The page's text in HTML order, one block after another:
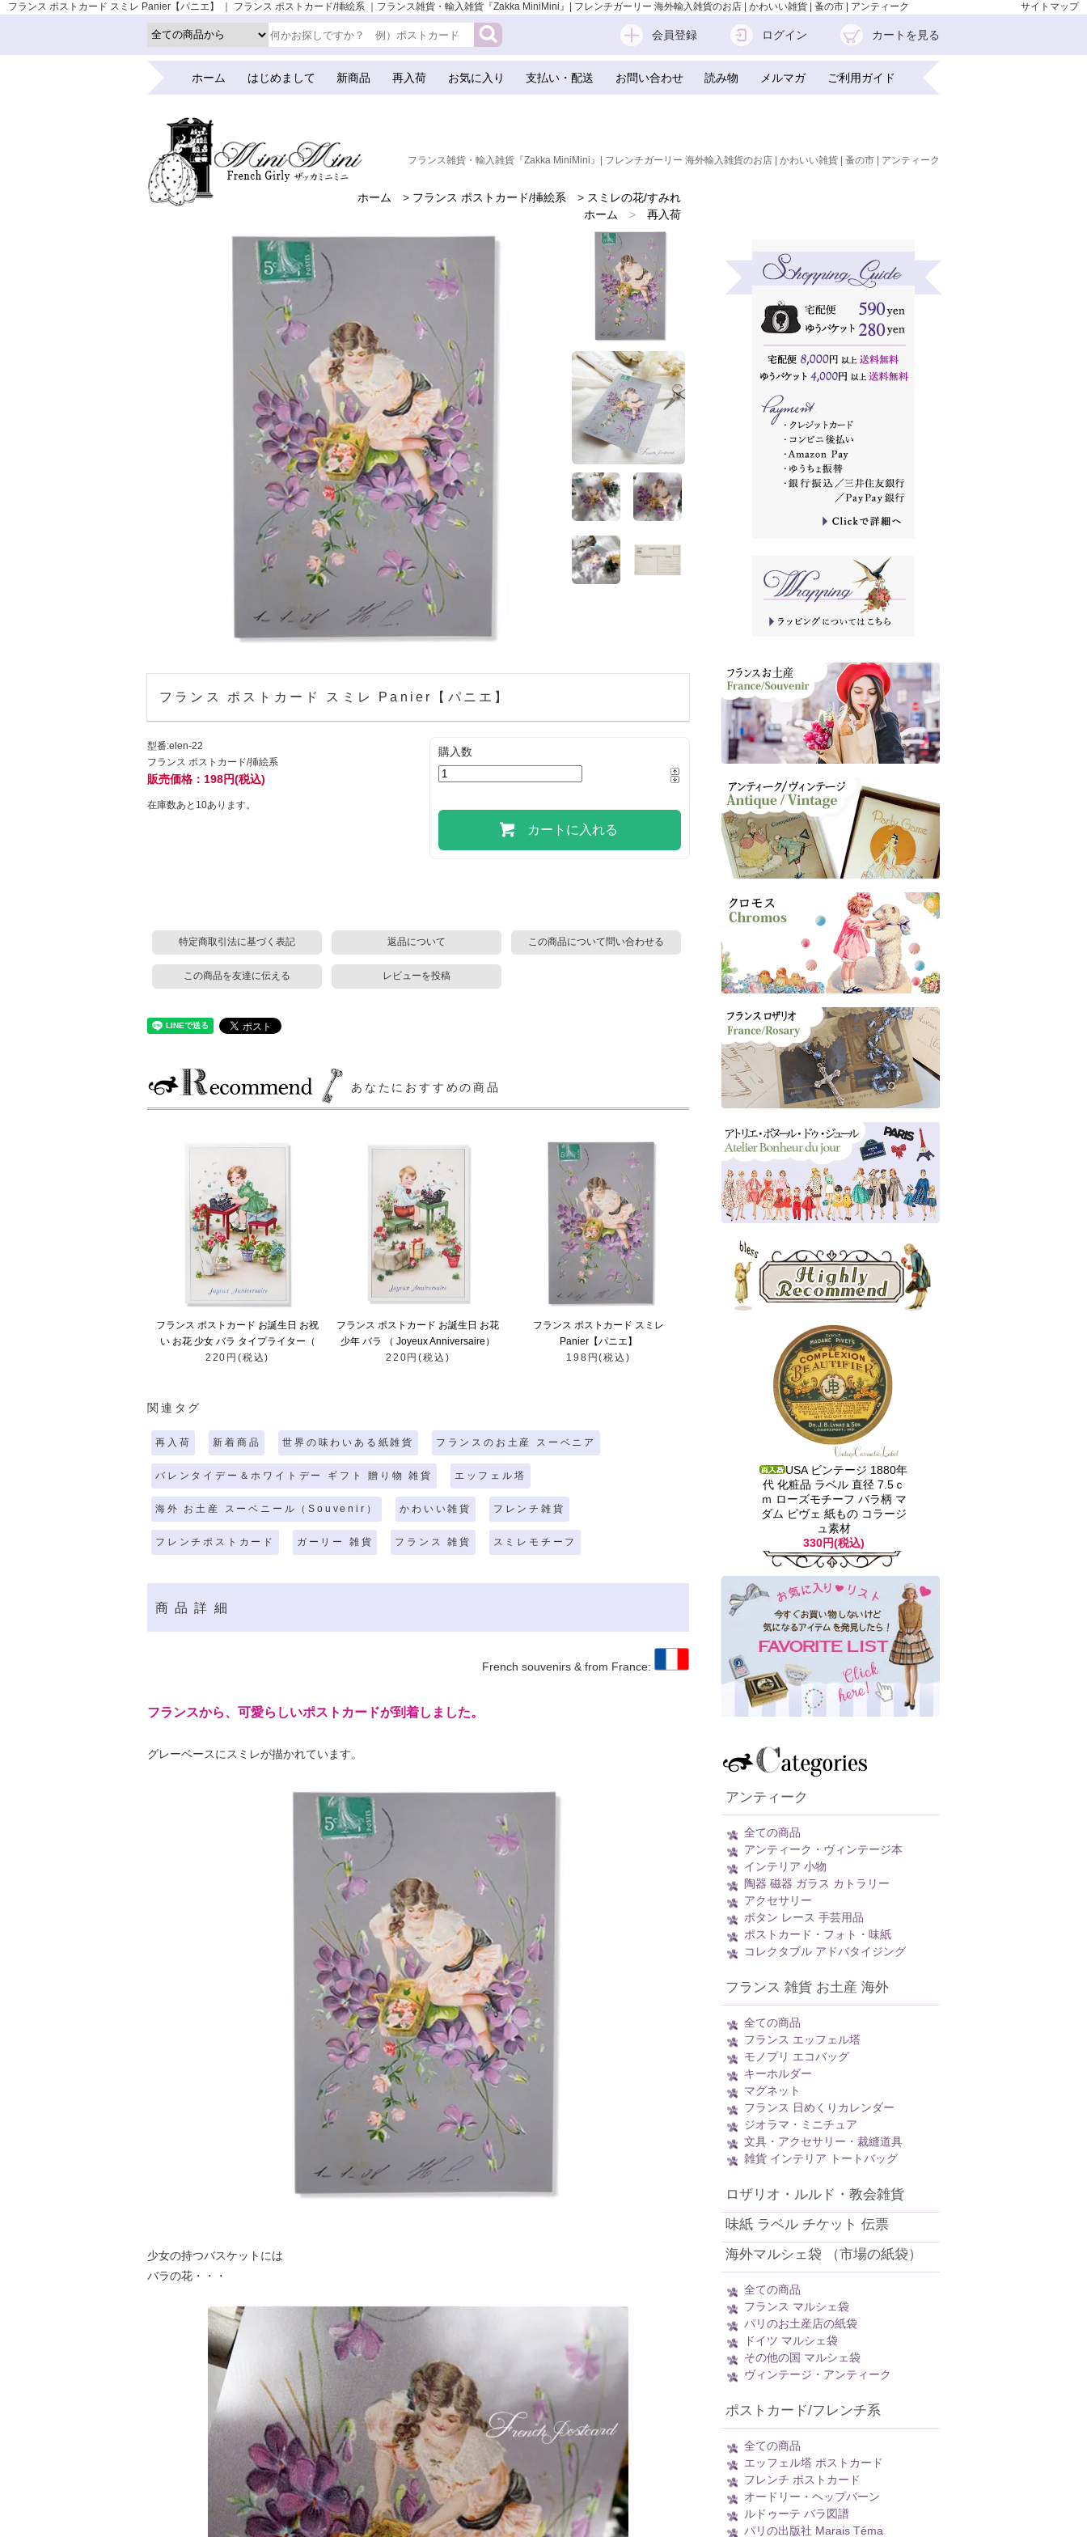
フランス ポストカード スミレ Panier【パニエ】 ｜ フランス ポストカード/挿絵系 ｜フランス雑貨・輸入雑貨『Zakka MiniMini』| フレンチガーリー 海外輸入雑貨のお店 | かわいい雑貨 | 蚤の市 | アンティーク サイトマップ
会員登録 ログイン カートを見る
ホーム はじめまして 新商品 再入荷 お気に入り 支払い・配送 お問い合わせ 読み物 メルマガ ご利用ガイド
フランス雑貨・輸入雑貨『Zakka MiniMini』| フレンチガーリー 海外輸入雑貨のお店 | かわいい雑貨 | 蚤の市 | アンティーク
ホーム > フランス ポストカード/挿絵系 > スミレの花/すみれ
ホーム
>
再入荷
ホーム
>
新着商品
世界の味わいある紙雑貨
フランスのお土産 スーベニア
バレンタイデー＆ホワイトデー ギフト 贈り物 雑貨
>
エッフェル塔
ホーム
>
海外 お土産 スーベニール（Souvenir）
>
かわいい雑貨
ホーム
フレンチ雑貨
フレンチポストカード
ホーム
>
ガーリー 雑貨
>
フランス 雑貨
> スミレモチーフ
フランス ポストカード スミレ Panier【パニエ】
型番:elen-22
フランス ポストカード/挿絵系
販売価格：198円(税込)
在庫数あと10あります。
購入数
カートに入れる
特定商取引法に基づく表記 返品について この商品について問い合わせる
この商品を友達に伝える レビューを投稿
あなたにおすすめの商品
フランス ポストカード お誕生日 お祝
い お花 少女 バラ タイプライター（
Joyeux Anniversaire）
220円(税込)
フランス ポストカード お誕生日 お花
少年 バラ （ Joyeux Anniversaire）
220円(税込)
フランス ポストカード スミレ
Panier【パニエ】
198円(税込)
関連タグ
再入荷 新着商品 世界の味わいある紙雑貨 フランスのお土産 スーベニア
バレンタイデー＆ホワイトデー ギフト 贈り物 雑貨 エッフェル塔
海外 お土産 スーベニール（Souvenir） かわいい雑貨 フレンチ雑貨
フレンチポストカード ガーリー 雑貨 フランス 雑貨 スミレモチーフ
商品詳細
French souvenirs & from France:
フランスから、可愛らしいポストカードが到着しました。
グレーベースにスミレが描かれています。
少女の持つバスケットには
バラの花・・・
USA ビンテージ 1880年
代 化粧品 ラベル 直径 7.5ｃ
ｍ ローズモチーフ バラ柄 マ
ダム ピヴェ 紙もの コラージ
ュ素材
330円(税込)
アンティーク
全ての商品
アンティーク・ヴィンテージ本
インテリア 小物
陶器 磁器 ガラス カトラリー
アクセサリー
ボタン レース 手芸用品
ポストカード・フォト・味紙
コレクタブル アドバタイジング
フランス 雑貨 お土産 海外
全ての商品
フランス エッフェル塔
モノプリ エコバッグ
キーホルダー
マグネット
フランス 日めくりカレンダー
ジオラマ・ミニチュア
文具・アクセサリー・裁縫道具
雑貨 インテリア トートバッグ
ロザリオ・ルルド・教会雑貨
味紙 ラベル チケット 伝票
海外マルシェ袋 （市場の紙袋）
全ての商品
フランス マルシェ袋
パリのお土産店の紙袋
ドイツ マルシェ袋
その他の国 マルシェ袋
ヴィンテージ・アンティーク
ポストカード/フレンチ系
全ての商品
エッフェル塔 ポストカード
フレンチ ポストカード
オードリー・ヘップバーン
ルドゥーテ バラ図譜
パリの出版社 Marais Téma